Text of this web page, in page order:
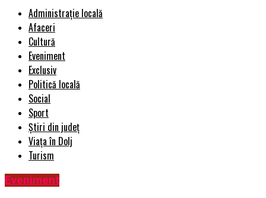
Administrație locală
Afaceri
Cultură
Eveniment
Exclusiv
Politică locală
Social
Sport
Știri din județ
Viața în Dolj
Turism
Eveniment